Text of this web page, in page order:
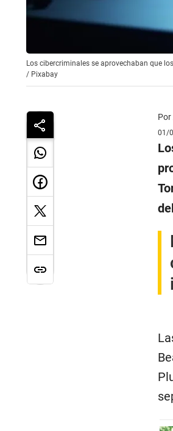
Los cibercriminales se aprovechaban que
/ Pixabay
Por
01/